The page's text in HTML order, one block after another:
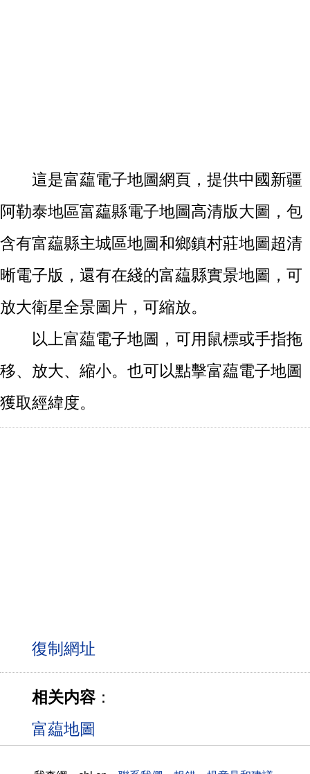
這是富藴電子地圖網頁，提供中國新疆
阿勒泰地區富藴縣電子地圖高清版大圖，包
含有富藴縣主城區地圖和鄉鎮村莊地圖超清
晰電子版，還有在綫的富藴縣實景地圖，可
放大衛星全景圖片，可縮放。
以上富藴電子地圖，可用鼠標或手指拖
移、放大、縮小。也可以點擊富藴電子地圖
獲取經緯度。
相关内容：
富藴地圖